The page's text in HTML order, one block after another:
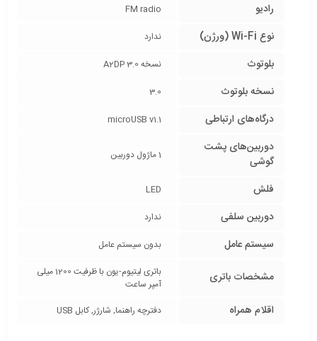
رادیو FM radio
نوع Wi-Fi (ورژن) ندارد
بلوتوث نسخه 3.0 A2DP
نسخه بلوتوث 3.0
درگاه‌های ارتباطی microUSB v1.1
دوربین‌های پشت
گوشی
1 ماژول دوربین
فلش LED
دوربین سلفی ندارد
سیستم عامل بدون سیستم عامل
مشخصات باتری
باتری لیتیوم-یون با ظرفیت 1200 میلی
آمپر ساعت
اقلام همراه دفترچه‌ راهنما, شارژر, کابل USB